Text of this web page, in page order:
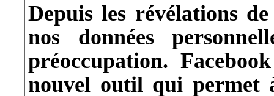
Depuis les révélations
nos données
préoccupation.
nouvel outil qui permet